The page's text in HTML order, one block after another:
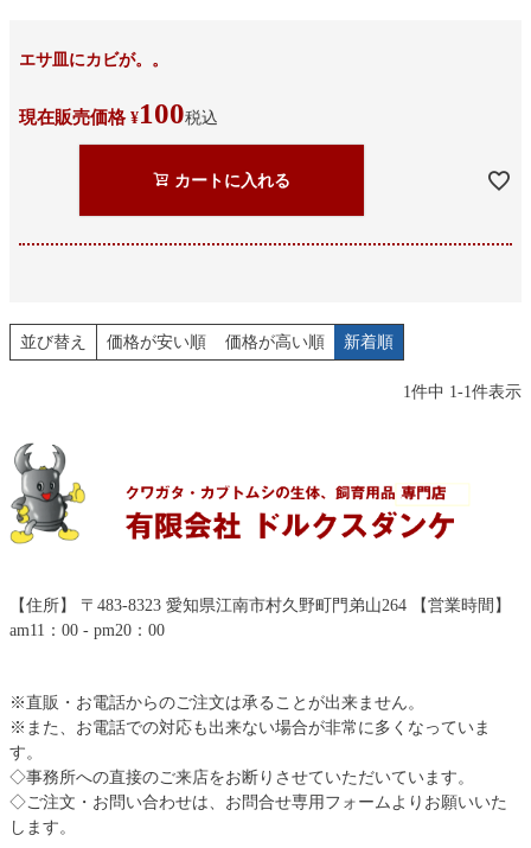
エサ皿にカビが。。
現在販売価格 ¥100税込
カートに入れる
並び替え 価格が安い順 価格が高い順 新着順
1件中 1-1件表示
【住所】 〒483-8323 愛知県江南市村久野町門弟山264 【営業時間】
am11：00 - pm20：00
※直販・お電話からのご注文は承ることが出来ません。
※また、お電話での対応も出来ない場合が非常に多くなっていま
す。
◇事務所への直接のご来店をお断りさせていただいています。
◇ご注文・お問い合わせは、お問合せ専用フォームよりお願いいた
します。